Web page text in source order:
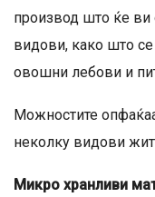
производ што ќе ви
видови, како што се
овошни лебови и
Можностите
неколку видови
Микро хранливи